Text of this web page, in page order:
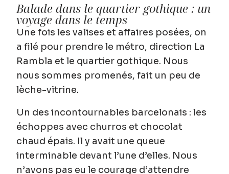
Balade dans le quartier gothique : un
voyage dans le temps
Une fois les valises et affaires posées, on
a filé pour prendre le métro, direction La
Rambla et le quartier gothique. Nous
nous sommes promenés, fait un peu de
lèche-vitrine.
Un des incontournables barcelonais : les
échoppes avec churros et chocolat
chaud épais. Il y avait une queue
interminable devant l’une d’elles. Nous
n’avons pas eu le courage d’attendre